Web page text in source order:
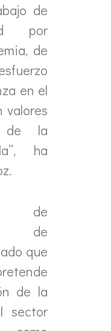
de
por
de
en el
valores
de la
ha
de
de
que
de la
sector